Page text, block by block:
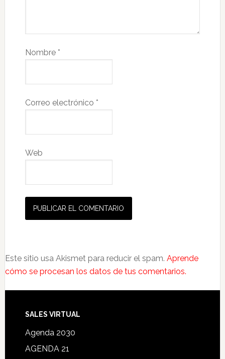
Nombre *
Correo electrónico *
Web
Este sitio usa Akismet para reducir el spam. Aprende
cómo se procesan los datos de tus comentarios.
SALES VIRTUAL
Agenda 2030
AGENDA 21